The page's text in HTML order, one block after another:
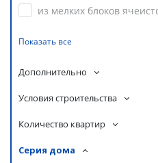
из мелких блоков
Показать все
Дополнительно
Условия строительства
Количество квартир
Серия дома